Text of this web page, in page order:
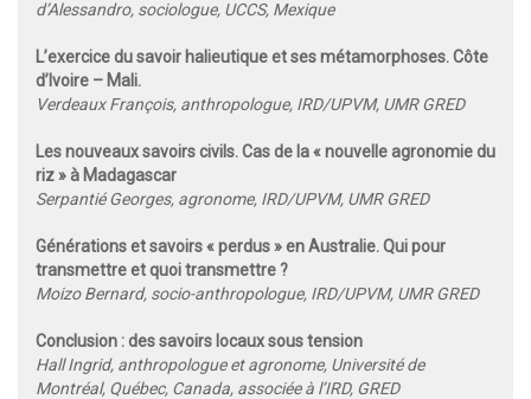
d’Alessandro, sociologue, UCCS, Mexique
L’exercice du savoir halieutique et ses métamorphoses. Côte
d’Ivoire – Mali.
Verdeaux François, anthropologue, IRD/UPVM, UMR GRED
Les nouveaux savoirs civils. Cas de la « nouvelle agronomie du
riz » à Madagascar
Serpantié Georges, agronome, IRD/UPVM, UMR GRED
Générations et savoirs « perdus » en Australie. Qui pour
transmettre et quoi transmettre ?
Moizo Bernard, socio-anthropologue, IRD/UPVM, UMR GRED
Conclusion : des savoirs locaux sous tension
Hall Ingrid, anthropologue et agronome, Université de
Montréal, Québec, Canada, associée à l’IRD, GRED